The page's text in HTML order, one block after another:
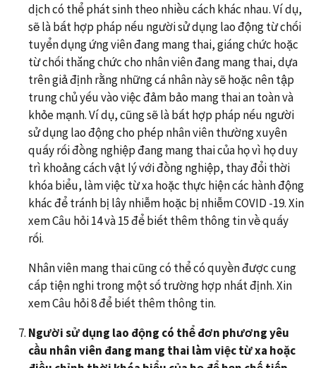
dịch có thể phát sinh theo nhiều cách khác nhau. Ví dụ,
sẽ là bất hợp pháp nếu người sử dụng lao động từ chối
tuyển dụng ứng viên đang mang thai, giáng chức hoặc
từ chối thăng chức cho nhân viên đang mang thai, dựa
trên giả định rằng những cá nhân này sẽ hoặc nên tập
trung chủ yếu vào việc đảm bảo mang thai an toàn và
khỏe mạnh. Ví dụ, cũng sẽ là bất hợp pháp nếu người
sử dụng lao động cho phép nhân viên thường xuyên
quấy rối đồng nghiệp đang mang thai của họ vì họ duy
trì khoảng cách vật lý với đồng nghiệp, thay đổi thời
khóa biểu, làm việc từ xa hoặc thực hiện các hành động
khác để tránh bị lây nhiễm hoặc bị nhiễm COVID -19. Xin
xem Câu hỏi 14 và 15 để biết thêm thông tin về quấy
rối.
Nhân viên mang thai cũng có thể có quyền được cung
cấp tiện nghi trong một số trường hợp nhất định. Xin
xem Câu hỏi 8 để biết thêm thông tin.
Người sử dụng lao động có thể đơn phương yêu
cầu nhân viên đang mang thai làm việc từ xa hoặc